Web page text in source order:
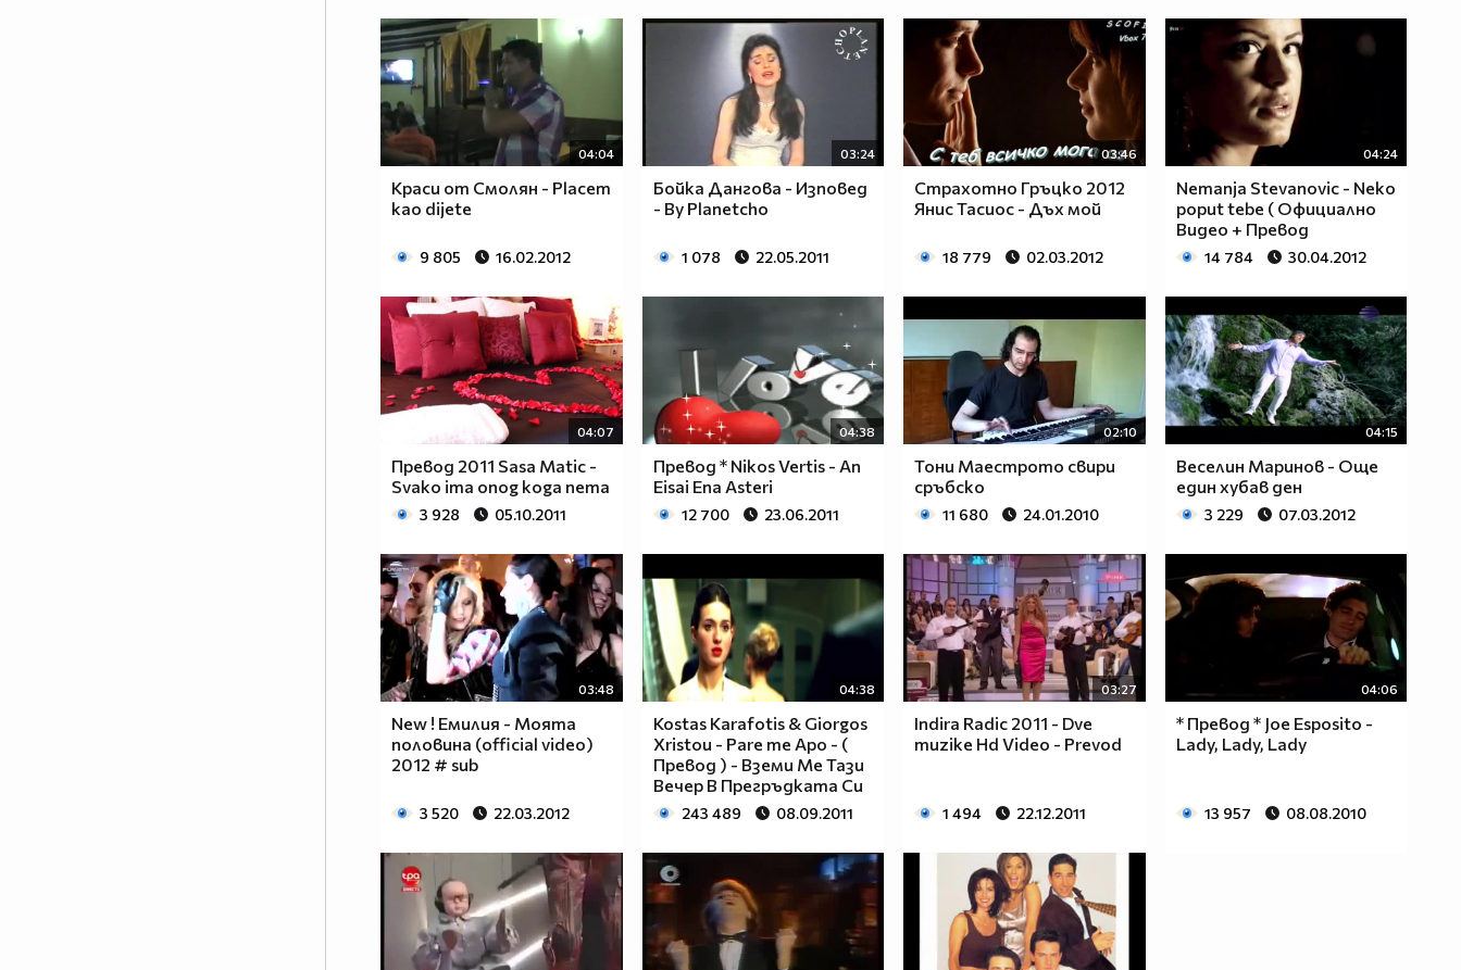
04:04
Краси от Смолян - Placem
kao dijete
9 805 16.02.2012
03:24
Бойка Дангова - Изповед
- By Planetcho
1 078 22.05.2011
03:46
Страхотно Гръцко 2012
Янис Тасиос - Дъх мой
18 779 02.03.2012
04:24
Nemanja Stevanovic - Neko
poput tebe ( Официално
Видео + Превод
14 784 30.04.2012
04:07
Превод 2011 Sasa Matic -
Svako ima onog koga nema
3 928 05.10.2011
04:38
Превод * Nikos Vertis - An
Eisai Ena Asteri
12 700 23.06.2011
02:10
Тони Маестрото свири
сръбско
11 680 24.01.2010
04:15
Веселин Маринов - Още
един хубав ден
3 229 07.03.2012
03:48
New ! Емилия - Моята
половина (official video)
2012 # sub
3 520 22.03.2012
04:38
Kostas Karafotis & Giorgos
Xristou - Pare me Apo - (
Превод ) - Вземи Ме Тази
Вечер В Прегръдката Си
243 489 08.09.2011
03:27
Indira Radic 2011 - Dve
muzike Hd Video - Prevod
1 494 22.12.2011
04:06
* Превод * Joe Esposito -
Lady, Lady, Lady
13 957 08.08.2010